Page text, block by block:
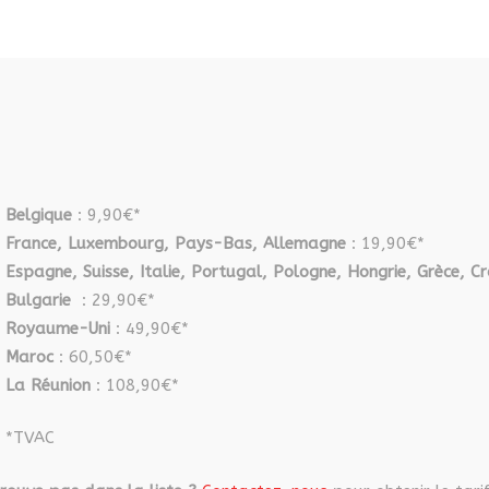
Belgique : 9,90€*
France, Luxembourg, Pays-Bas, Allemagne : 19,90€*
Espagne, Suisse, Italie, Portugal, Pologne, Hongrie, Grèce,
Bulgarie
: 29,90€*
Royaume-Uni : 49,90€*
Maroc : 60,50€*
La Réunion : 108,90€*
*TVAC